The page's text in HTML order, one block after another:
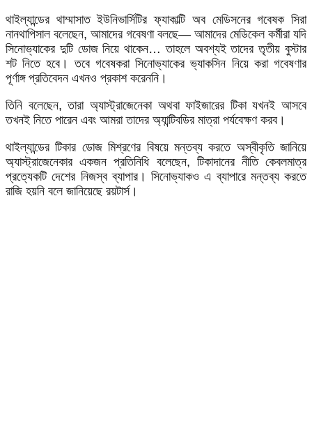
থাইল্যান্ডের থাম্মাসাত ইউনিভার্সিটির ফ্যাকাল্টি অব মেডিসনের গবেষক সিরা
নানথাপিসাল বলেছেন, আমাদের গবেষণা বলছে— আমাদের মেডিকেল কর্মীরা যদি
সিনোভ্যাকের দুটি ডোজ নিয়ে থাকেন… তাহলে অবশ্যই তাদের তৃতীয় বুস্টার
শট নিতে হবে। তবে গবেষকরা সিনোভ্যাকের ভ্যাকসিন নিয়ে করা গবেষণার
পূর্ণাঙ্গ প্রতিবেদন এখনও প্রকাশ করেননি।
তিনি বলেছেন, তারা অ্যাস্ট্রাজেনেকা অথবা ফাইজারের টিকা যখনই আসবে
তখনই নিতে পারেন এবং আমরা তাদের অ্যান্টিবডির মাত্রা পর্যবেক্ষণ করব।
থাইল্যান্ডের টিকার ডোজ মিশ্রণের বিষয়ে মন্তব্য করতে অস্বীকৃতি জানিয়ে
অ্যাস্ট্রাজেনেকার একজন প্রতিনিধি বলেছেন, টিকাদানের নীতি কেবলমাত্র
প্রত্যেকটি দেশের নিজস্ব ব্যাপার। সিনোভ্যাকও এ ব্যাপারে মন্তব্য করতে
রাজি হয়নি বলে জানিয়েছে রয়টার্স।